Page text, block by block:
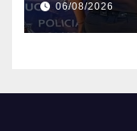
06/08/2026